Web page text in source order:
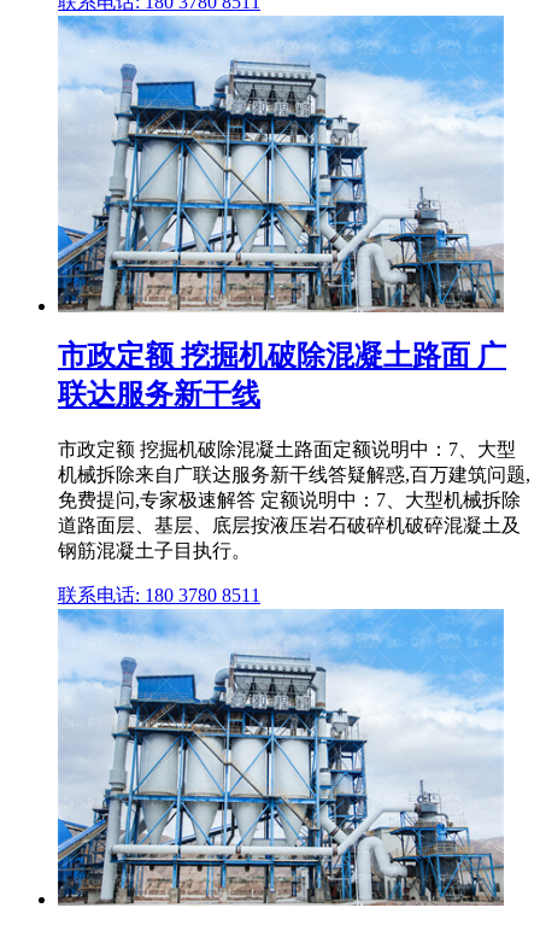
市政定额 挖掘机破除混凝土路面 广
联达服务新干线
市政定额 挖掘机破除混凝土路面定额说明中：7、大型
机械拆除来自广联达服务新干线答疑解惑,百万建筑问题,
免费提问,专家极速解答 定额说明中：7、大型机械拆除
道路面层、基层、底层按液压岩石破碎机破碎混凝土及
钢筋混凝土子目执行。
联系电话: 180 3780 8511